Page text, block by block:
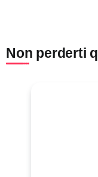
Non perderti